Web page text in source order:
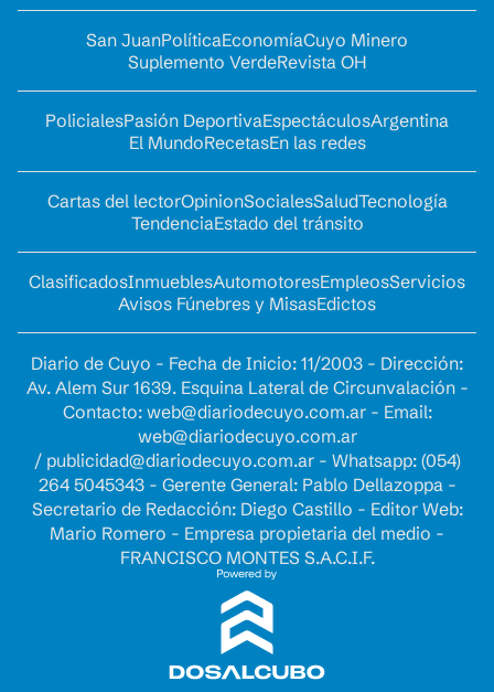
San JuanPolíticaEconomíaCuyo Minero
Suplemento VerdeRevista OH
PolicialesPasión DeportivaEspectáculosArgentina
El MundoRecetasEn las redes
Cartas del lectorOpinionSocialesSaludTecnología
TendenciaEstado del tránsito
ClasificadosInmueblesAutomotoresEmpleosServicios
Avisos Fúnebres y MisasEdictos
Diario de Cuyo - Fecha de Inicio: 11/2003 - Dirección:
Av. Alem Sur 1639. Esquina Lateral de Circunvalación -
Contacto: web@diariodecuyo.com.ar- Email:
web@diariodecuyo.com.ar
/ publicidad@diariodecuyo.com.ar- Whatsapp: (054)
264 5045343 - Gerente General: Pablo Dellazoppa -
Secretario de Redacción: Diego Castillo - Editor Web:
Mario Romero - Empresa propietaria del medio -
FRANCISCO MONTES S.A.C.I.F.